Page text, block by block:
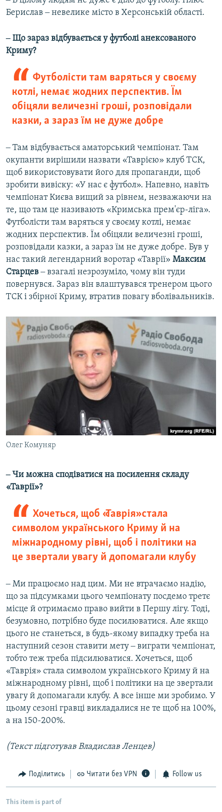
Берислав ‒ невелике місто в Херсонській області.
‒ Що зараз відбувається у футболі анексованого
Криму?
Футболісти там варяться у своєму
котлі, немає жодних перспектив. Їм
обіцяли величезні гроші, розповідали
казки, а зараз їм не дуже добре
‒ Там відбувається аматорський чемпіонат. Там
окупанти вирішили назвати «Таврією» клуб ТСК,
щоб використовувати його для пропаганди, щоб
зробити вивіску: «У нас є футбол». Напевно, навіть
чемпіонат Києва вищий за рівнем, незважаючи на
те, що там це називають «Кримська прем'єр-ліга».
Футболісти там варяться у своєму котлі, немає
жодних перспектив. Їм обіцяли величезні гроші,
розповідали казки, а зараз їм не дуже добре. Був у
нас такий легендарний воротар «Таврії» Максим
Старцев‒ взагалі незрозуміло, чому він туди
повернувся. Зараз він влаштувався тренером цього
ТСК і збірної Криму, втратив повагу вболівальників.
Олег Комуняр
‒ Чи можна сподіватися на посилення складу
«Таврії»?
Хочеться, щоб «Таврія» стала
символом українського Криму й на
міжнародному рівні, щоб і політики на
це звертали увагу й допомагали клубу
‒ Ми працюємо над цим. Ми не втрачаємо надію,
що за підсумками цього чемпіонату посдемо третє
місце й отримаємо право вийти в Першу лігу. Тоді,
безумовно, потрібно буде посилюватися. Але якщо
цього не станеться, в будь-якому випадку треба на
наступний сезон ставити мету ‒ виграти чемпіонат,
тобто теж треба підсилюватися. Хочеться, щоб
«Таврія» стала символом українського Криму й на
міжнародному рівні, щоб і політики на це звертали
увагу й допомагали клубу. А все інше ми зробимо. У
цьому сезоні гравці викладалися не те щоб на 100%,
а на 150-200%.
(Текст підготував Владислав Ленцев)
Поділитись Читати без VPN Follow us
This item is part of